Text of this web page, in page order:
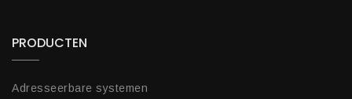
PRODUCTEN
Adresseerbare systemen